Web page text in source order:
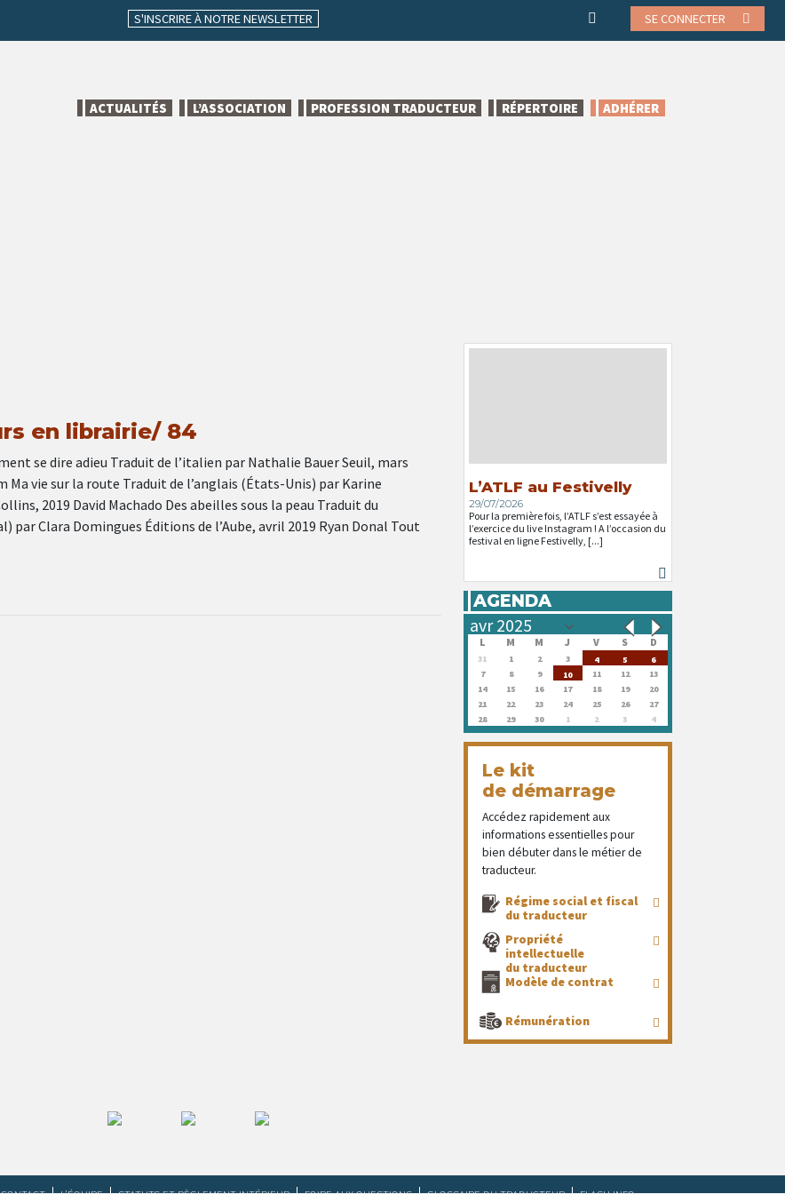
S'INSCRIRE À NOTRE NEWSLETTER SE CONNECTER
ACTUALITÉS L’ASSOCIATION PROFESSION TRADUCTEUR RÉPERTOIRE ADHÉRER
en librairie/ 84
se dire adieu Traduit de l’italien par Nathalie Bauer Seuil, mars
Ma vie sur la route Traduit de l’anglais (États-Unis) par Karine
2019 David Machado Des abeilles sous la peau Traduit du
par Clara Domingues Éditions de l’Aube, avril 2019 Ryan Donal Tout
L’ATLF au Festivelly
29/07/2026
Pour la première fois, l’ATLF s’est essayée à
l’exercice du live Instagram ! A l’occasion du
festival en ligne Festivelly, [...]
AGENDA
L M M J V S D
31 1 2 3 4 5
6
7
8 9 10 11 12
13
14
15 16 17 18 19
20
21
22 23 24 25 26
27
28
29 30 1 2 3 4
Le kit
de démarrage
Accédez rapidement aux
informations essentielles pour
bien débuter dans le métier de
traducteur.
Régime social et fiscal
du traducteur
Propriété
intellectuelle
du traducteur
Modèle de contrat
Rémunération